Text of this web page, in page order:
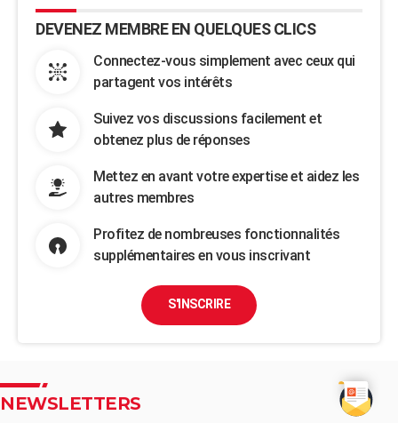
DEVENEZ MEMBRE EN QUELQUES CLICS
Connectez-vous simplement avec ceux qui
partagent vos intérêts
Suivez vos discussions facilement et
obtenez plus de réponses
Mettez en avant votre expertise et aidez les
autres membres
Profitez de nombreuses fonctionnalités
supplémentaires en vous inscrivant
S'INSCRIRE
NEWSLETTERS